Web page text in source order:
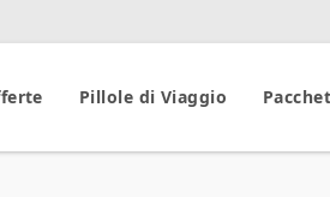
Pillole di Viaggio